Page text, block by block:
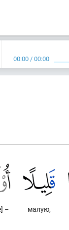
00:00 /00:00
малую,
–